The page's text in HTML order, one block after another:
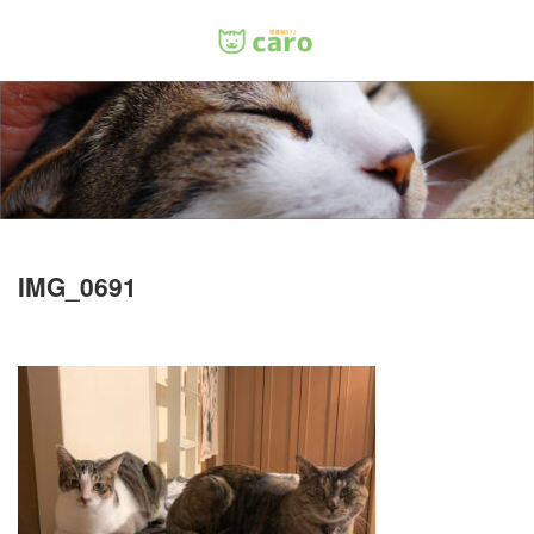
IMG_0691
Menu
ホーム
料金
里親について
お問い合わせ